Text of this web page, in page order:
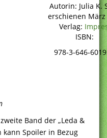
Autorin: Julia K.
erschienen März
Verlag:
ISBN:
978-3-646-
Band der „Leda &
kann Spoiler in Bezug